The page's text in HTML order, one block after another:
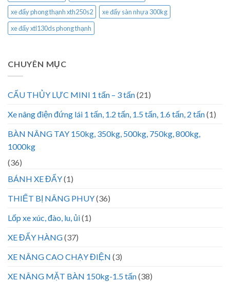
xe đẩy phong thạnh xth250s2
xe đẩy sàn nhựa 300kg
xe đẩy xtl130ds phong thạnh
CHUYÊN MỤC
CẨU THỦY LỰC MINI 1 tấn – 3 tấn(21)
Xe nâng điện đứng lái 1 tấn, 1.2 tấn, 1.5 tấn, 1.6 tấn, 2 tấn(1)
BÀN NÂNG TAY 150kg, 350kg, 500kg, 750kg, 800kg,
1000kg
(36)
BÁNH XE ĐẨY(1)
THIẾT BỊ NÂNG PHUY(36)
Lốp xe xúc, đào, lu, ủi(1)
XE ĐẨY HÀNG(37)
XE NÂNG CAO CHẠY ĐIỆN (3)
XE NÂNG MẶT BÀN 150kg-1.5 tấn(38)